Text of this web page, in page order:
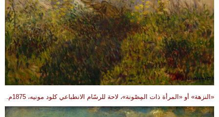
«النزهة» أو «المرأة ذات المِصْونة»، لاحة للرسّام الانطباعي كلود مونيه، 1875م.